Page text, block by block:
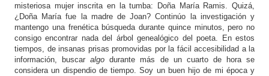
misteriosa mujer inscrita en la tumba: Doña María Ramis. Quizá,
¿Doña María fue la madre de Joan?Continúo la investigación y
mantengo una frenética búsqueda durante quince minutos, pero no
consigo encontrar nada del árbol genealógico del poeta. En estos
tiempos, de insanas prisas promovidas por la fácil accesibilidad a la
información, buscaralgo durante más de un cuarto de hora se
considera un dispendio de tiempo. Soy un buen hijo de mi época y